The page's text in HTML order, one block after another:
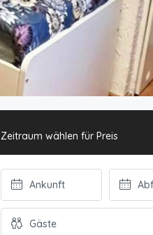
Zeitraum wählen für Preis